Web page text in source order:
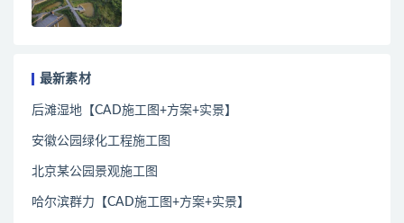
最新素材
后滩湿地【CAD施工图+方案+实景】
安徽公园绿化工程施工图
北京某公园景观施工图
哈尔滨群力【CAD施工图+方案+实景】